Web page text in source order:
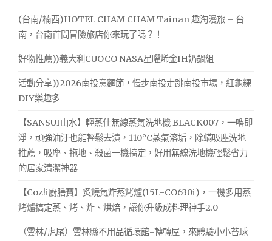
(台南/楠西)HOTEL CHAM CHAM Tainan 趣淘漫旅 – 台
南，台南首間冒險旅店你來玩了嗎？！
好物推薦))義大利CUOCO NASA星曜烯金IH奶鍋組
活動分享))2026南投意麵節，慢步南投走跳南投市場，紅龜粿
DIY樂趣多
【SANSUI山水】輕蒸仕無線蒸氣洗地機 BLACK007，一嚕即
淨，頑強油汙也能輕鬆去漬，110°C蒸氣溶垢，除蟎吸塵洗地
推薦，吸塵、拖地、殺菌一機搞定，好用無線洗地機輕鬆省力
的居家清潔神器
【Coz!i廚膳寶】炙燒氣炸蒸烤爐(15L-CO630i)，一機多用蒸
烤爐搞定蒸、烤、炸、烘焙，讓你升級成料理神手2.0
（雲林/虎尾）雲林縣不用品循環館-轉轉屋，來體驗小小苔球